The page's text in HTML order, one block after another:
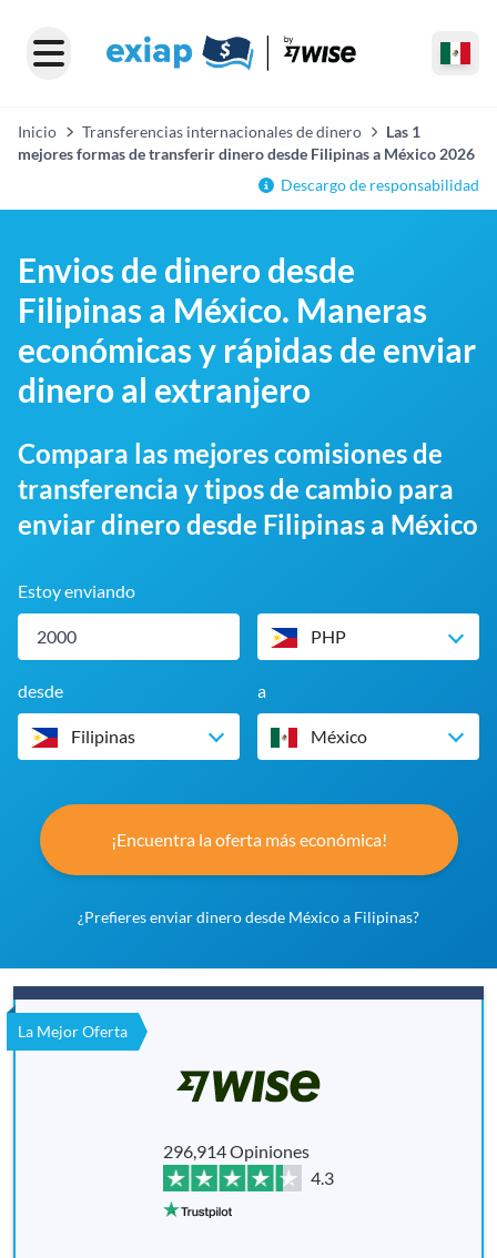
Inicio Transferencias internacionales de dinero
Las 1
mejores formas de transferir dinero desde Filipinas a México 2026
Descargo de responsabilidad
Envios de dinero desde
Filipinas a México. Maneras
económicas y rápidas de enviar
dinero al extranjero
Compara las mejores comisiones de
transferencia y tipos de cambio para
enviar dinero desde Filipinas a México
Estoy enviando
PHP
desde
Filipinas
a
México
¡Encuentra la oferta más económica!
¿Prefieres enviar dinero desde México a Filipinas?
La Mejor Oferta
296,914 Opiniones
4.3